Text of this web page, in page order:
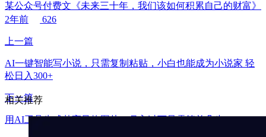
某公众号付费文《未来三十年，我们该如何积累自己的财富》
2年前
626
上一篇
AI一键智能写小说，只需复制粘贴，小白也能成为小说家 轻
松日入300+
下一篇
用AI工具生成梵高风格图片，月入过万只需简单几步！
相关推荐